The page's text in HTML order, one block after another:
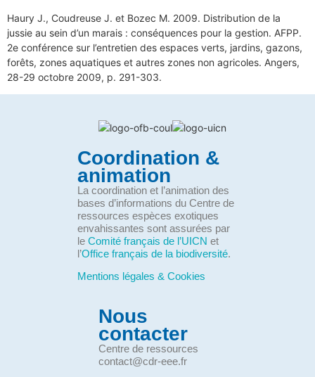
Haury J., Coudreuse J. et Bozec M. 2009. Distribution de la
jussie au sein d’un marais : conséquences pour la gestion. AFPP.
2e conférence sur l’entretien des espaces verts, jardins, gazons,
forêts, zones aquatiques et autres zones non agricoles. Angers,
28-29 octobre 2009, p. 291-303.
Coordination &
animation
La coordination et l’animation des
bases d’informations du Centre de
ressources espèces exotiques
envahissantes sont assurées par
le Comité français de l’UICN et
l’Office français de la biodiversité.
Mentions légales & Cookies
Nous
contacter
Centre de ressources
contact@cdr-eee.fr